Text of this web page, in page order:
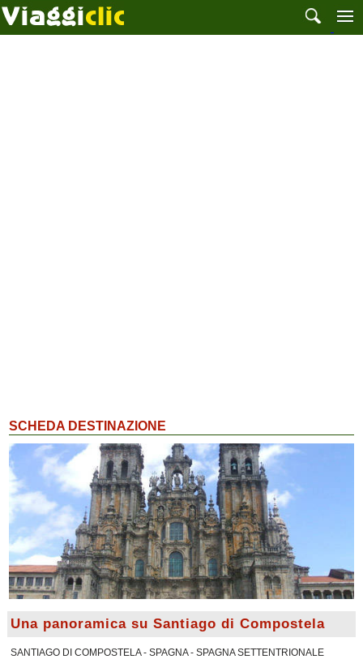
SCHEDA DESTINAZIONE
Una panoramica su Santiago di Compostela
SANTIAGO DI COMPOSTELA - SPAGNA - SPAGNA SETTENTRIONALE